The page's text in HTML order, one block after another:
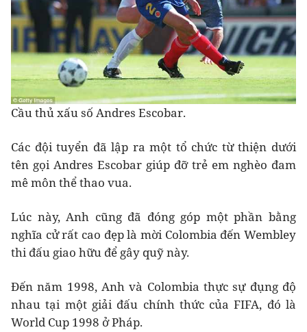
Cầu thủ xấu số Andres Escobar.
Các đội tuyển đã lập ra một tổ chức từ thiện dưới
tên gọi Andres Escobar giúp đỡ trẻ em nghèo đam
mê môn thể thao vua.
Lúc này, Anh cũng đã đóng góp một phần bằng
nghĩa cử rất cao đẹp là mời Colombia đến Wembley
thi đấu giao hữu để gây quỹ này.
Đến năm 1998, Anh và Colombia thực sự đụng độ
nhau tại một giải đấu chính thức của FIFA, đó là
World Cup 1998 ở Pháp.